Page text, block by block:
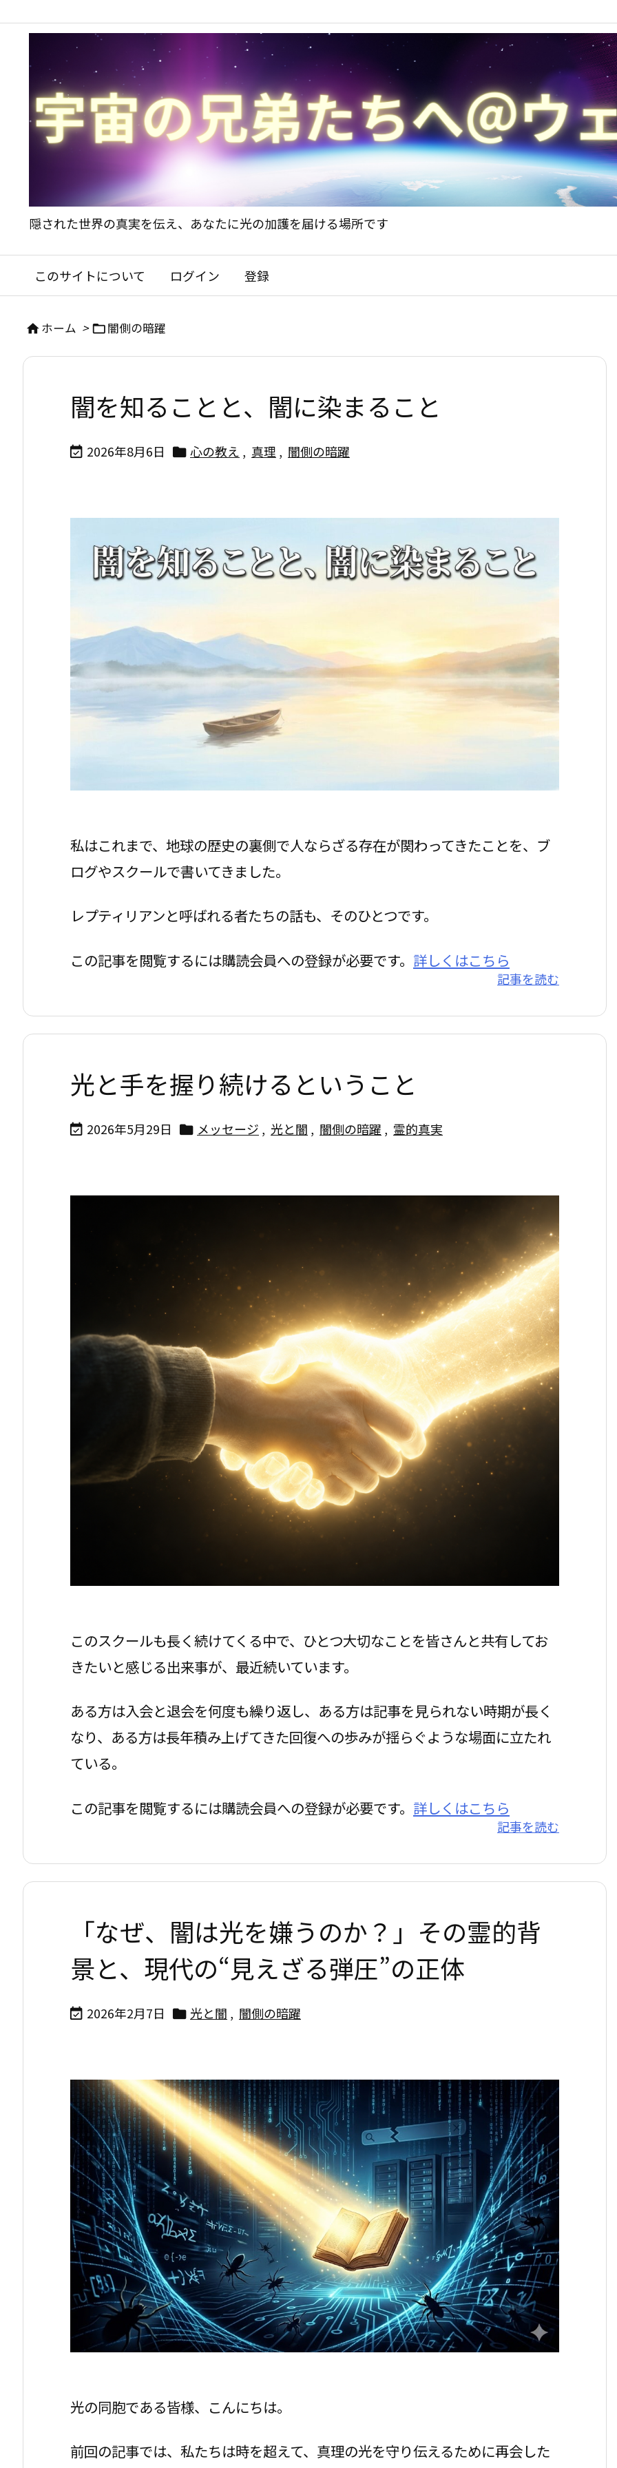
隠された世界の真実を伝え、あなたに光の加護を届ける場所です
このサイトについて ログイン 登録
ホーム > 闇側の暗躍
闇を知ることと、闇に染まること
 2026年8月6日  心の教え , 真理 , 闇側の暗躍
私はこれまで、地球の歴史の裏側で人ならざる存在が関わってきたことを、ブ
ログやスクールで書いてきました。
レプティリアンと呼ばれる者たちの話も、そのひとつです。
この記事を閲覧するには購読会員への登録が必要です。 詳しくはこちら
記事を読む
光と手を握り続けるということ
 2026年5月29日  メッセージ , 光と闇 , 闇側の暗躍 , 霊的真実
このスクールも長く続けてくる中で、ひとつ大切なことを皆さんと共有してお
きたいと感じる出来事が、最近続いています。
ある方は入会と退会を何度も繰り返し、ある方は記事を見られない時期が長く
なり、ある方は長年積み上げてきた回復への歩みが揺らぐような場面に立たれ
ている。
この記事を閲覧するには購読会員への登録が必要です。 詳しくはこちら
記事を読む
「なぜ、闇は光を嫌うのか？」その霊的背
景と、現代の“見えざる弾圧”の正体
 2026年2月7日  光と闇 , 闇側の暗躍
光の同胞である皆様、こんにちは。
前回の記事では、私たちは時を超えて、真理の光を守り伝えるために再会した